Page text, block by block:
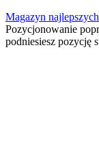
Skip
to
content
Magazyn
Pozycjonowanie
podniesiesz pozycję